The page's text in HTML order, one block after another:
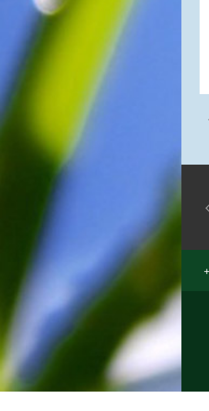
是八月八日的父親節了。或許
因為父親節不一定逢到星期日
的關係，父親節在感覺上似乎
沒有母親節來得熱絡。不過，
父親為家庭付出的辛苦與努力
爸表達出心中的敬重與關愛，
相信平日辛勞的爸爸知道你的
心意後，一定會非常高興的。
高地半收，低地水漂流」這句
俗諺的意思是：立秋這一天如
果打雷，對二期水稻的收成會
言，立秋日是十分忌諱打雷的
月秋，秋後油」這句俗諺的意
思是：根據老一輩人的說法，
如果立秋這一天是在農曆六
月，則漁民的作業期會比較早
結束；如果「立秋日」在七
月，則天氣會持續穩定，今年
的捕魚季節就會比較長，而漁
民們的收入也會相對提高呢！